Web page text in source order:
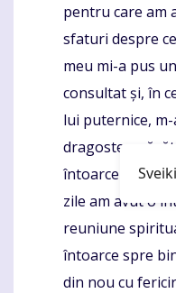
pentru care am
sfaturi despre
meu mi-a pus
consultat și, în
lui puternice,
dragoste a
întoarce fostul
zile am avut o
reuniune
întoarce spre
din nou cu